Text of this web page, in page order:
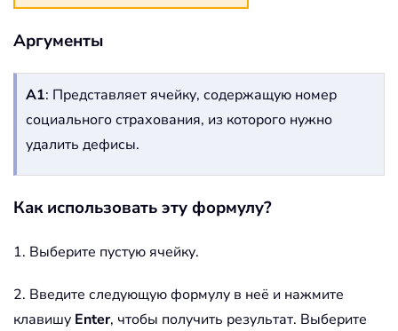
Аргументы
A1: Представляет ячейку, содержащую номер
социального страхования, из которого нужно
удалить дефисы.
Как использовать эту формулу?
1. Выберите пустую ячейку.
2. Введите следующую формулу в неё и нажмите
клавишу Enter, чтобы получить результат. Выберите